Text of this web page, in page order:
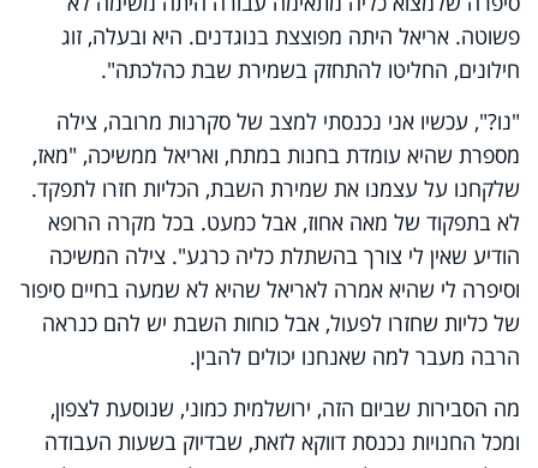
פשוטה. אריאל היתה מפוצצת בנוגדנים. היא ובעלה, זוג
חילונים, החליטו להתחזק בשמירת שבת כהלכתה".
"נו?", עכשיו אני נכנסתי למצב של סקרנות מרובה, צילה
מספרת שהיא עומדת בחנות במתח, ואריאל ממשיכה, "מאז,
שלקחנו על עצמנו את שמירת השבת, הכליות חזרו לתפקד.
לא בתפקוד של מאה אחוז, אבל כמעט. בכל מקרה הרופא
הודיע שאין לי צורך בהשתלת כליה כרגע". צילה המשיכה
וסיפרה לי שהיא אמרה לאריאל שהיא לא שמעה בחיים סיפור
של כליות שחזרו לפעול, אבל כוחות השבת יש להם כנראה
הרבה מעבר למה שאנחנו יכולים להבין.
מה הסבירות שביום הזה, ירושלמית כמוני, שנוסעת לצפון,
ומכל החנויות נכנסת דווקא לזאת, שבדיוק בשעות העבודה